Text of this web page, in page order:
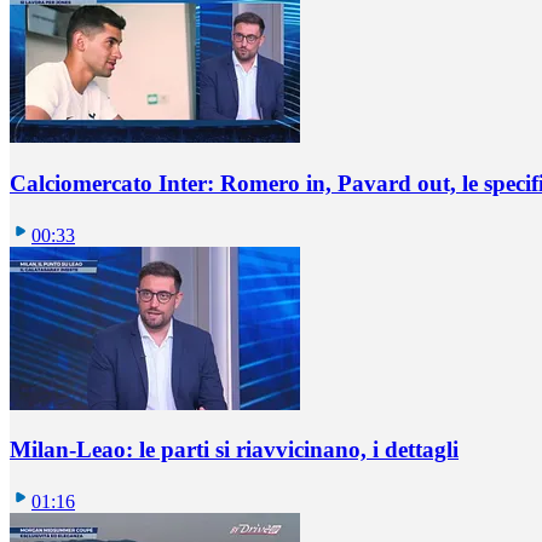
Calciomercato Inter: Romero in, Pavard out, le
00:33
Milan-Leao: le parti si riavvicinano, i dettagli
01:16